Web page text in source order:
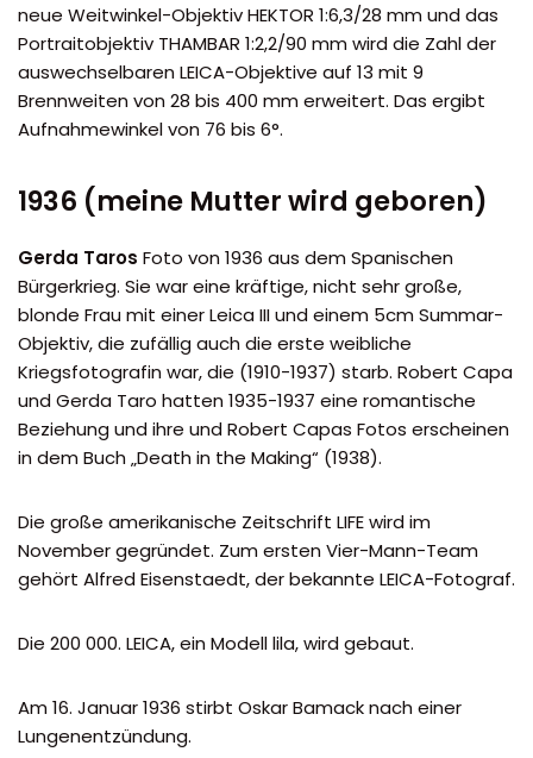
neue Weitwinkel-Objektiv HEKTOR 1:6,3/28 mm und das
Portraitobjektiv THAMBAR 1:2,2/90 mm wird die Zahl der
auswechselbaren LEICA-Objektive auf 13 mit 9
Brennweiten von 28 bis 400 mm erweitert. Das ergibt
Aufnahmewinkel von 76 bis 6°.
1936 (meine Mutter wird geboren)
Gerda Taros Foto von 1936 aus dem Spanischen
Bürgerkrieg. Sie war eine kräftige, nicht sehr große,
blonde Frau mit einer Leica III und einem 5cm Summar-
Objektiv, die zufällig auch die erste weibliche
Kriegsfotografin war, die (1910-1937) starb. Robert Capa
und Gerda Taro hatten 1935-1937 eine romantische
Beziehung und ihre und Robert Capas Fotos erscheinen
in dem Buch „Death in the Making“ (1938).
Die große amerikanische Zeitschrift LIFE wird im
November gegründet. Zum ersten Vier-Mann-Team
gehört Alfred Eisenstaedt, der bekannte LEICA-Fotograf.
Die 200 000. LEICA, ein Modell lila, wird gebaut.
Am 16. Januar 1936 stirbt Oskar Bamack nach einer
Lungenentzündung.